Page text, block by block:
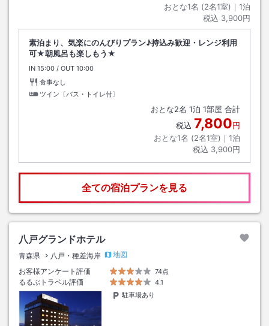
おとな1名 (2名1室)｜ 1泊
税込 3,900円
素泊まり、気楽にのんびりプラン♪持込み歓迎・レンジ利用
可★朝風呂も楽しもう★
IN チェックイン
15:00 / OUT チェックアウト
10:00
食事なし
ツイン〔バス・トイレ付〕
おとな2名 1泊 1部屋 合計
税込 7,800円
おとな1名 (2名1室)｜ 1泊
税込 3,900円
全ての宿泊プランを見る
八戸グランドホテル
青森県 八戸・種差海岸
地図
お客様アンケート評価
74点
るるぶトラベル評価
4.1
駐車場あり